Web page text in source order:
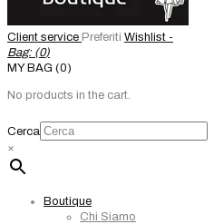
Client service Preferiti Wishlist -
Bag: (0)
MY BAG (0)
No products in the cart.
Cerca
×
Boutique
Chi Siamo